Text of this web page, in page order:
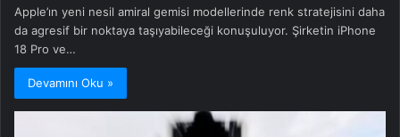
Apple’ın yeni nesil amiral gemisi modellerinde renk stratejisini daha
da agresif bir noktaya taşıyabileceği konuşuluyor. Şirketin iPhone
18 Pro ve…
Devamını Oku »